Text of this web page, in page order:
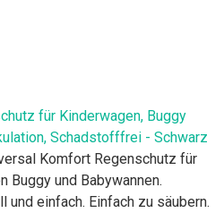
für Kinderwagen, Buggy
Schadstofffrei - Schwarz
Komfort Regenschutz für
Buggy und Babywannen.
und einfach. Einfach zu säubern.